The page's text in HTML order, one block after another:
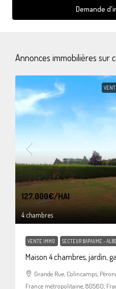
Demande
Annonces immobilières sur
127.000€/HAI
4 chambres
VENTE IMMO SECTEUR BAPAUME -
Maison 4 chambres, jardin,
Grande Rue, Colincamps,
France métropolitaine, 80560,